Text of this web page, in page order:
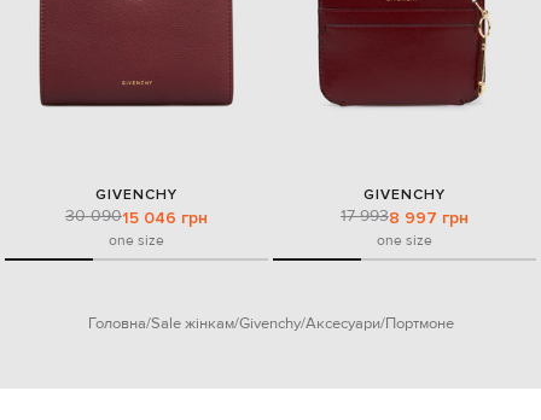
GIVENCHY
30 09015 046 грн
one size
GIVENCHY
17 9938 997 грн
one size
Головна Sale жінкам Givenchy Аксесуари Портмоне